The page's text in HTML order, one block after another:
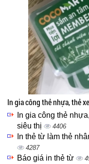
In gia công thẻ nhựa, thẻ
In gia công thẻ
siêu thị
4406
In thẻ từ làm thẻ
4287
Báo giá in thẻ từ